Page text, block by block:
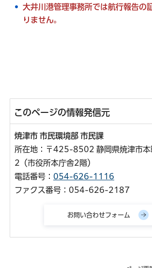
大井川港管理事務所では航行報告の
りません。
このページの情報発信元
焼津市 市民環境部 市民課
所在地：〒425-8502 静岡県焼津市
2（市役所本庁舎2階）
電話番号： 054-626-1116
ファクス番号：054-626-2187